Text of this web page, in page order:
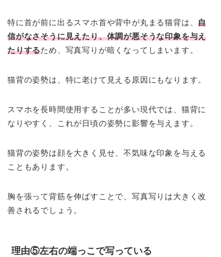
特に首が前に出るスマホ首や背中が丸まる猫背は、自
信がなさそうに見えたり、体調が悪そうな印象を与え
たりするため、写真写りが暗くなってしまいます。
猫背の姿勢は、特に老けて見える原因にもなります。
スマホを長時間使用することが多い現代では、猫背に
なりやすく、これが日頃の姿勢に影響を与えます。
猫背の姿勢は顔を大きく見せ、不気味な印象を与える
こともあります。
胸を張って背筋を伸ばすことで、写真写りは大きく改
善されるでしょう。
理由⑤左右の端っこで写っている